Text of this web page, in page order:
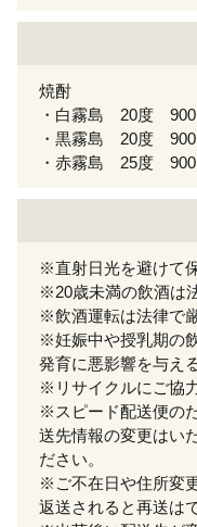
焼酎
・白霧島 20度
・黒霧島 20度
・赤霧島 25度
※直射日光を避けて
※20歳未満の飲酒は
※飲酒運転は法律で
※妊娠中や授乳期の
発育に悪影響を与え
※リサイクルにご協
※スピード配送便の
送先情報の変更はい
ださい。
※ご不在日や住所変
返送されると再送は